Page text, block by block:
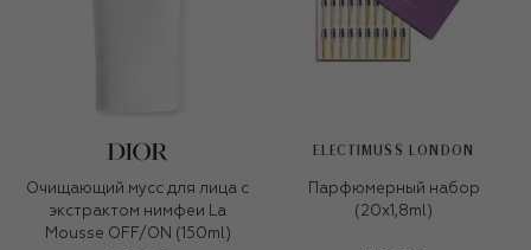
Очищающий мусс для лица с
экстрактом нимфеи La
Mousse OFF/ON (150ml)
ELECTIMUSS LONDON
Парфюмерный набор
(20x1,8ml)